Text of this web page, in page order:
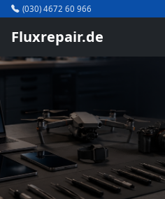
(030) 4672 60 966
Fluxrepair.de